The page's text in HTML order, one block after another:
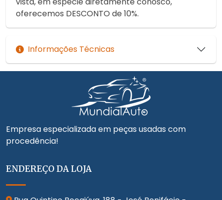
oferecemos DESCONTO de 10%.
Informações Técnicas
Empresa especializada em peças usadas com
procedência!
ENDEREÇO DA LOJA